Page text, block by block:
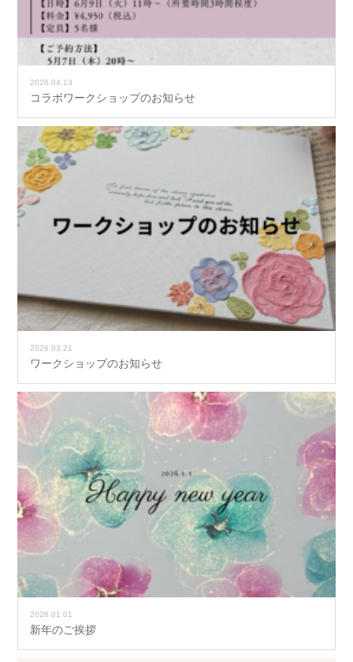
2026.04.13
コラボワークショップのお知らせ
2026.03.21
ワークショップのお知らせ
2026.01.01
新年のご挨拶